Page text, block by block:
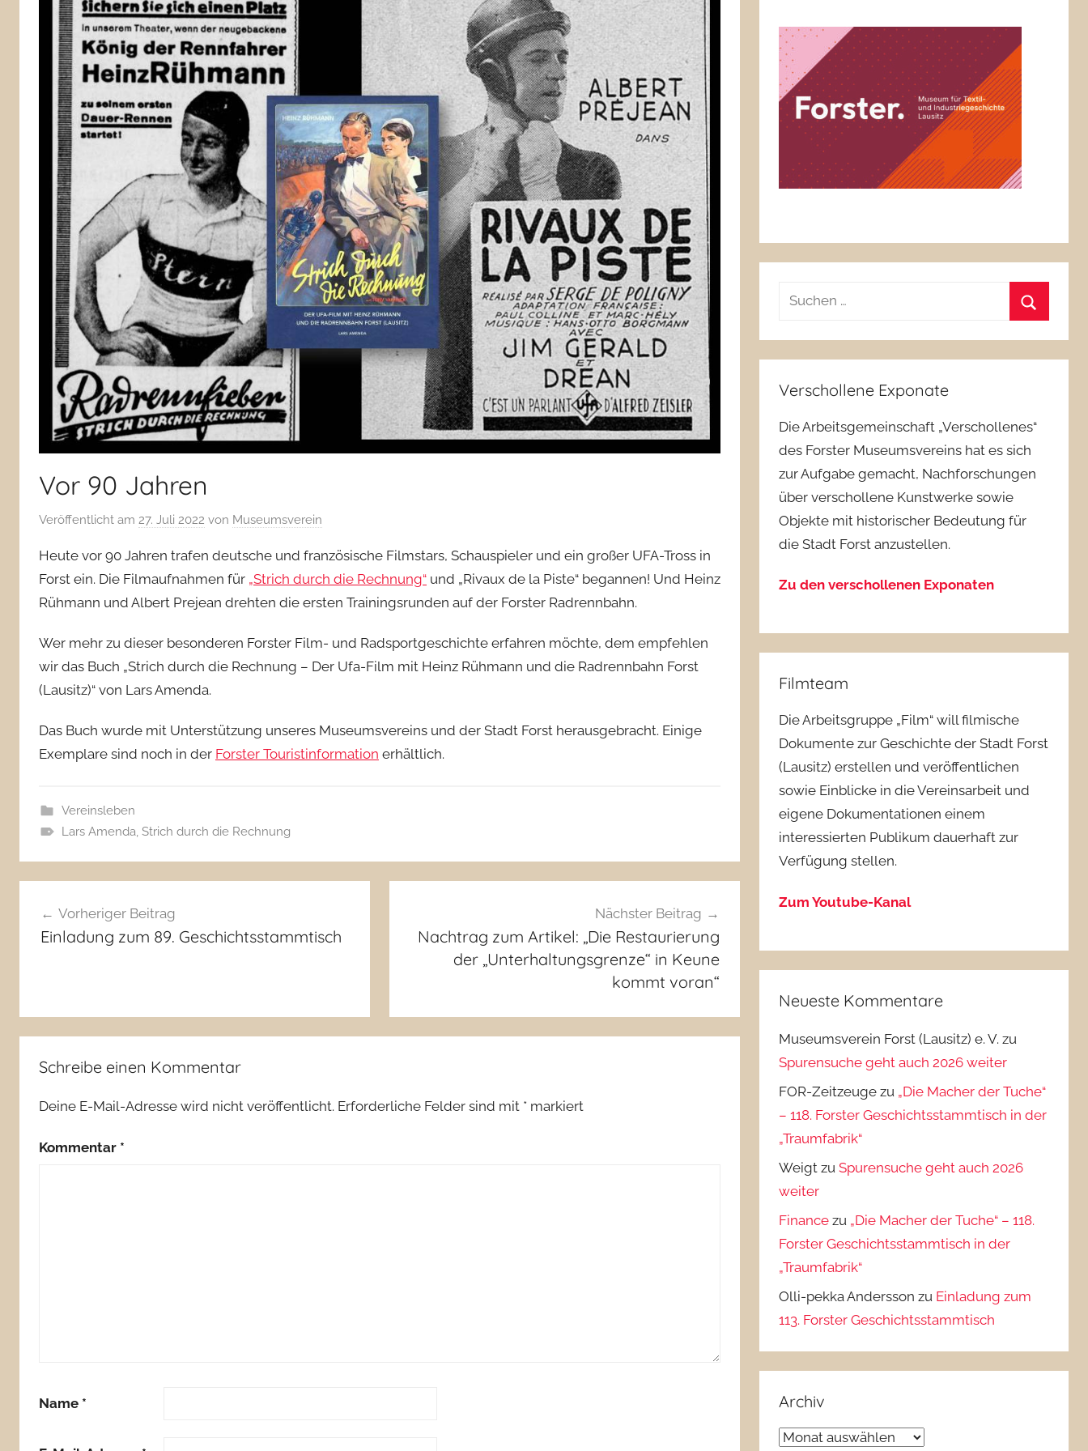
Vor 90 Jahren
Veröffentlicht am 27. Juli 2022 von Museumsverein
Heute vor 90 Jahren trafen deutsche und französische Filmstars, Schauspieler und ein großer UFA-Tross in
Forst ein. Die Filmaufnahmen für „Strich durch die Rechnung“ und „Rivaux de la Piste“ begannen! Und Heinz
Rühmann und Albert Prejean drehten die ersten Trainingsrunden auf der Forster Radrennbahn.
Wer mehr zu dieser besonderen Forster Film- und Radsportgeschichte erfahren möchte, dem empfehlen
wir das Buch „Strich durch die Rechnung – Der Ufa-Film mit Heinz Rühmann und die Radrennbahn Forst
(Lausitz)“ von Lars Amenda.
Das Buch wurde mit Unterstützung unseres Museumsvereins und der Stadt Forst herausgebracht. Einige
Exemplare sind noch in der Forster Touristinformation erhältlich.
Vereinsleben
Lars Amenda, Strich durch die Rechnung
Vorheriger Beitrag
Einladung zum 89. Geschichtsstammtisch
Nächster Beitrag
Nachtrag zum Artikel: „Die Restaurierung
der „Unterhaltungsgrenze“ in Keune
kommt voran“
Schreibe einen Kommentar
Deine E-Mail-Adresse wird nicht veröffentlicht. Erforderliche Felder sind mit * markiert
Kommentar *
Name *
Suchen
Verschollene Exponate
Die Arbeitsgemeinschaft „Verschollenes“
des Forster Museumsvereins hat es sich
zur Aufgabe gemacht, Nachforschungen
über verschollene Kunstwerke sowie
Objekte mit historischer Bedeutung für
die Stadt Forst anzustellen.
Zu den verschollenen Exponaten
Filmteam
Die Arbeitsgruppe „Film“ will filmische
Dokumente zur Geschichte der Stadt Forst
(Lausitz) erstellen und veröffentlichen
sowie Einblicke in die Vereinsarbeit und
eigene Dokumentationen einem
interessierten Publikum dauerhaft zur
Verfügung stellen.
Zum Youtube-Kanal
Neueste Kommentare
Museumsverein Forst (Lausitz) e. V. zu
Spurensuche geht auch 2026 weiter
FOR-Zeitzeuge zu „Die Macher der Tuche“
– 118. Forster Geschichtsstammtisch in der
„Traumfabrik“
Weigt zuSpurensuche geht auch 2026
weiter
Finance zu „Die Macher der Tuche“ – 118.
Forster Geschichtsstammtisch in der
„Traumfabrik“
Olli-pekka Andersson zu Einladung zum
113. Forster Geschichtsstammtisch
Archiv
Archiv